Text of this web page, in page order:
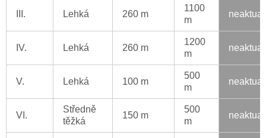
III. Lehká 260 m
1100
m
IV. Lehká 260 m
1200
m
V. Lehká 100 m
500
m
VI.
Středně
těžká
150 m
500
m